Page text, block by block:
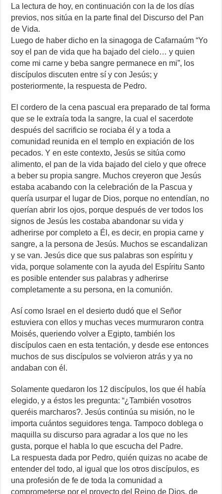
La lectura de hoy, en continuación con la de los días
previos, nos sitúa en la parte final del Discurso del Pan
de Vida.
Luego de haber dicho en la sinagoga de Cafarnaúm “Yo
soy el pan de vida que ha bajado del cielo… y quien
come mi carne y beba sangre permanece en mi”, los
discípulos discuten entre sí y con Jesús; y
posteriormente, la respuesta de Pedro.
El cordero de la cena pascual era preparado de tal forma
que se le extraía toda la sangre, la cual el sacerdote
después del sacrificio se rociaba él y a toda a
comunidad reunida en el templo en expiación de los
pecados. Y en este contexto, Jesús se sitúa como
alimento, el pan de la vida bajado del cielo y que ofrece
a beber su propia sangre. Muchos creyeron que Jesús
estaba acabando con la celebración de la Pascua y
quería usurpar el lugar de Dios, porque no entendían, no
querían abrir los ojos, porque después de ver todos los
signos de Jesús les costaba abandonar su vida y
adherirse por completo a Él, es decir, en propia carne y
sangre, a la persona de Jesús. Muchos se escandalizan
y se van. Jesús dice que sus palabras son espíritu y
vida, porque solamente con la ayuda del Espíritu Santo
es posible entender sus palabras y adherirse
completamente a su persona, en la comunión.
Así como Israel en el desierto dudó que el Señor
estuviera con ellos y muchas veces murmuraron contra
Moisés, queriendo volver a Egipto, también los
discípulos caen en esta tentación, y desde ese entonces
muchos de sus discípulos se volvieron atrás y ya no
andaban con él.
Solamente quedaron los 12 discípulos, los que él había
elegido, y a éstos les pregunta: “¿También vosotros
queréis marcharos?. Jesús continúa su misión, no le
importa cuántos seguidores tenga. Tampoco doblega o
maquilla su discurso para agradar a los que no les
gusta, porque el habla lo que escucha del Padre.
La respuesta dada por Pedro, quién quizas no acabe de
entender del todo, al igual que los otros discípulos, es
una profesión de fe de toda la comunidad a
comprometerse por el proyecto del Reino de Dios, de